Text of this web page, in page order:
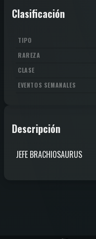
Clasificación
TIPO
RAREZA
CLASE
EVENTOS SEMANALES
Descripción
JEFE BRACHIOSAURUS